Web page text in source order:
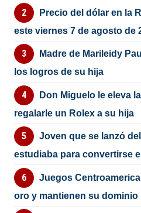
Precio del dólar en la
este viernes 7 de agosto de
Madre de Marileidy
los logros de su hija
Don Miguelo le eleva
regalarle un Rolex a su hija
Joven que se lanzó
estudiaba para convertirse
Juegos
oro y mantienen su dominio